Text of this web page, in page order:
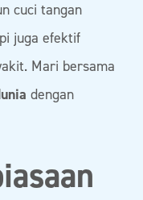
cuci tangan
juga efektif
Mari bersama
dengan